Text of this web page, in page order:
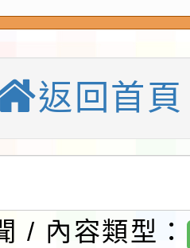
」第二階段
各區簡章
人才培育課程
國民中學各
定事宜
術協會檢送
正盃決賽暨國
明用，防疫
返回首頁
/ 內容類型：